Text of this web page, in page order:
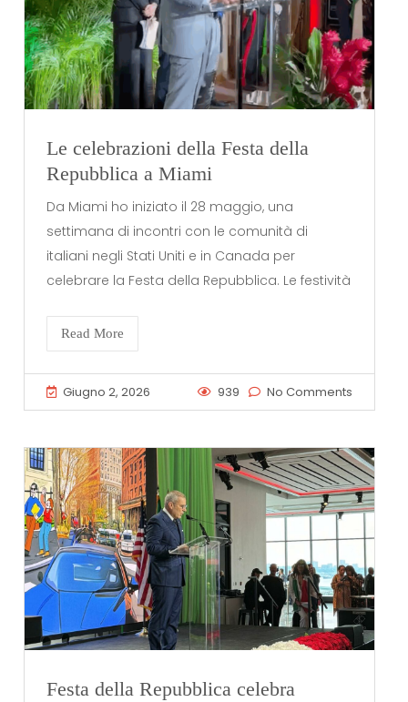
Le celebrazioni della Festa della
Repubblica a Miami
Da Miami ho iniziato il 28 maggio, una
settimana di incontri con le comunità di
italiani negli Stati Uniti e in Canada per
celebrare la Festa della Repubblica. Le festività
Read More
Giugno 2, 2026 939 No Comments
Festa della Repubblica celebra